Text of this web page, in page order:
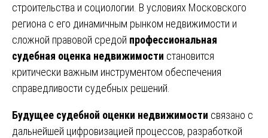
строительства и социологии. В условиях Московского
региона с его динамичным рынком недвижимости и
сложной правовой средой профессиональная
судебная оценка недвижимости становится
критически важным инструментом обеспечения
справедливости судебных решений.
Будущее судебной оценки недвижимости связано с
дальнейшей цифровизацией процессов, разработкой